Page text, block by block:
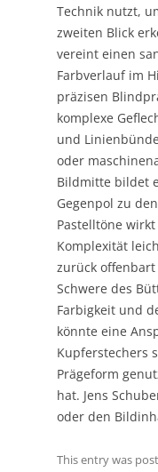
Technik nutzt,
zweiten Blick
vereint einen
Farbverlauf im
präzisen
komplexe
und
oder
Bildmitte bildet
Gegenpol zu
Pastelltöne
Komplexität
zurück
Schwere des
Farbigkeit und
könnte eine
Kupferstechers
Prägeform
hat. Jens
oder den
This entry was